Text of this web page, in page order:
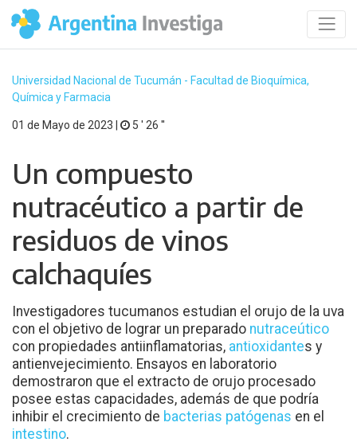
Universidad Nacional de Tucumán - Facultad de Bioquímica,
Química y Farmacia
01 de Mayo de 2023 | 5 ′ 26 ′′
Un compuesto
nutracéutico a partir de
residuos de vinos
calchaquíes
Investigadores tucumanos estudian el orujo de la uva
con el objetivo de lograr un preparado nutraceútico
con propiedades antiinflamatorias, antioxidantes y
antienvejecimiento. Ensayos en laboratorio
demostraron que el extracto de orujo procesado
posee estas capacidades, además de que podría
inhibir el crecimiento de bacterias patógenas en el
intestino.